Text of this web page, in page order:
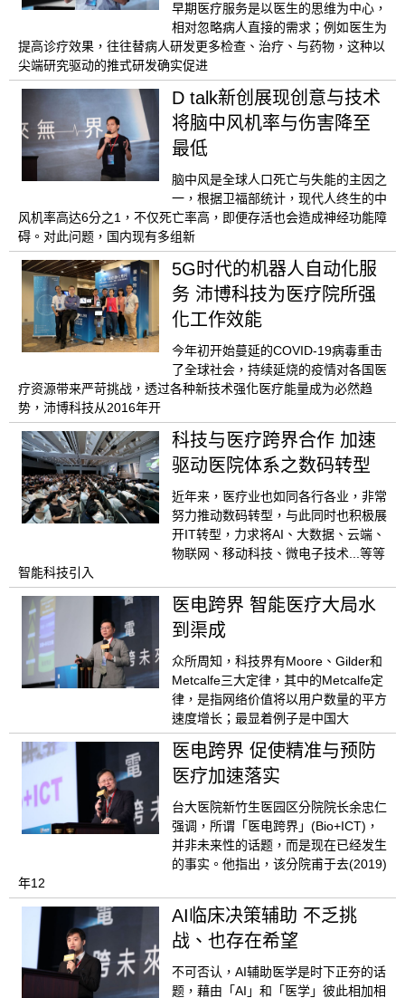
早期医疗服务是以医生的思维为中心，
相对忽略病人直接的需求；例如医生为
提高诊疗效果，往往替病人研发更多检查、治疗、与药物，这种以
尖端研究驱动的推式研发确实促进
D talk新创展现创意与技术
将脑中风机率与伤害降至
最低
脑中风是全球人口死亡与失能的主因之
一，根据卫福部统计，现代人终生的中
风机率高达6分之1，不仅死亡率高，即便存活也会造成神经功能障
碍。对此问题，国内现有多组新
5G时代的机器人自动化服
务 沛博科技为医疗院所强
化工作效能
今年初开始蔓延的COVID-19病毒重击
了全球社会，持续延烧的疫情对各国医
疗资源带来严苛挑战，透过各种新技术强化医疗能量成为必然趋
势，沛博科技从2016年开
科技与医疗跨界合作 加速
驱动医院体系之数码转型
近年来，医疗业也如同各行各业，非常
努力推动数码转型，与此同时也积极展
开IT转型，力求将AI、大数据、云端、
物联网、移动科技、微电子技术...等等
智能科技引入
医电跨界 智能医疗大局水
到渠成
众所周知，科技界有Moore、Gilder和
Metcalfe三大定律，其中的Metcalfe定
律，是指网络价值将以用户数量的平方
速度增长；最显着例子是中国大
医电跨界 促使精准与预防
医疗加速落实
台大医院新竹生医园区分院院长余忠仁
强调，所谓「医电跨界」(Bio+ICT)，
并非未来性的话题，而是现在已经发生
的事实。他指出，该分院甫于去(2019)
年12
AI临床决策辅助 不乏挑
战、也存在希望
不可否认，AI辅助医学是时下正夯的话
题，藉由「AI」和「医学」彼此相加相